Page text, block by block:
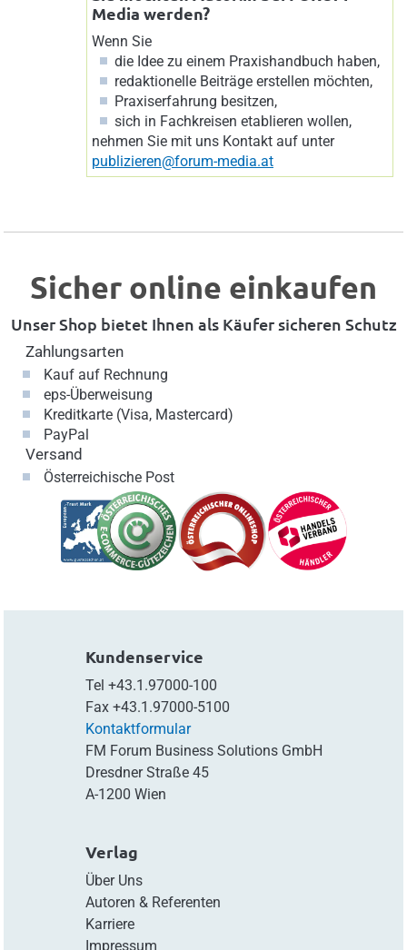
Media werden?
Wenn Sie
die Idee zu einem Praxishandbuch haben,
redaktionelle Beiträge erstellen möchten,
Praxiserfahrung besitzen,
sich in Fachkreisen etablieren wollen,
nehmen Sie mit uns Kontakt auf unter
publizieren@forum-media.at
Sicher online einkaufen
Unser Shop bietet Ihnen als Käufer sicheren Schutz
Zahlungsarten
Kauf auf Rechnung
eps-Überweisung
Kreditkarte (Visa, Mastercard)
PayPal
Versand
Österreichische Post
Kundenservice
Tel +43.1.97000-100
Fax +43.1.97000-5100
Kontaktformular
FM Forum Business Solutions GmbH
Dresdner Straße 45
A-1200 Wien
Verlag
Über Uns
Autoren & Referenten
Karriere
Impressum